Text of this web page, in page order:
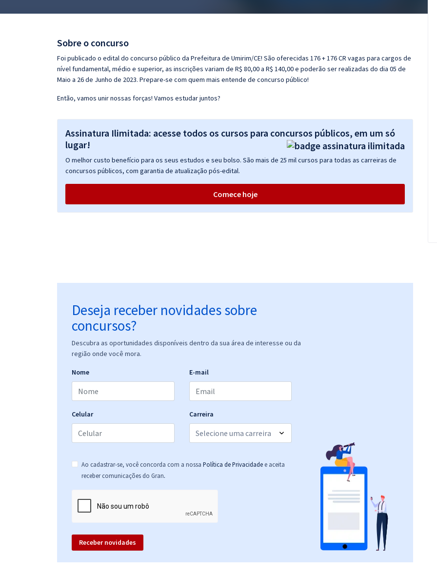
Questões grátis
Conteúdo gratuito
Sobre o concurso
Foi publicado o edital do concurso público da Prefeitura de Umirim/CE! São oferecidas 176 + 176 CR vagas para cargos de
nível fundamental, médio e superior, as inscrições variam de R$ 80,00 a R$ 140,00 e poderão ser realizadas do dia 05 de
Maio a 26 de Junho de 2023. Prepare-se com quem mais entende de concurso público!
Então, vamos unir nossas forças! Vamos estudar juntos?
Assinatura Ilimitada: acesse todos os cursos para concursos públicos, em um só
lugar!
O melhor custo benefício para os seus estudos e seu bolso. São mais de 25 mil cursos para todas as carreiras de
concursos públicos, com garantia de atualização pós-edital.
Comece hoje
Deseja receber novidades sobre
concursos?
Descubra as oportunidades disponíveis dentro da sua área de interesse ou da
região onde você mora.
Nome E-mail
Celular Carreira
Ao cadastrar-se, você concorda com a nossa Política de Privacidade e aceita
receber comunicações do Gran.
Receber novidades